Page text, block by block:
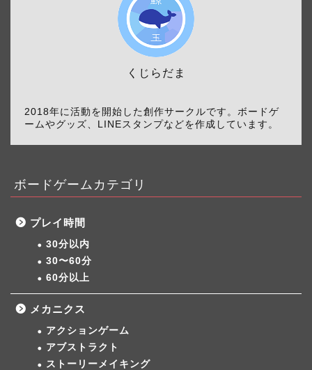
くじらだま
2018年に活動を開始した創作サークルです。ボードゲ
ームやグッズ、LINEスタンプなどを作成しています。
ボードゲームカテゴリ
プレイ時間
30分以内
30〜60分
60分以上
メカニクス
アクションゲーム
アブストラクト
ストーリーメイキング